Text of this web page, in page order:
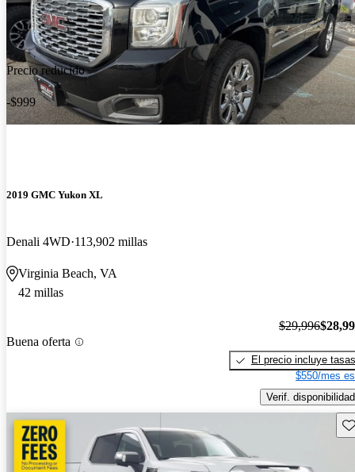
Precio reducido
-$999
2019 GMC Yukon XL
Denali 4WD 113,902 millas
Virginia Beach, VA
42 millas
Buena oferta
$29,996
El precio incluye tasas
$550/mes
Verif. disponibilidad